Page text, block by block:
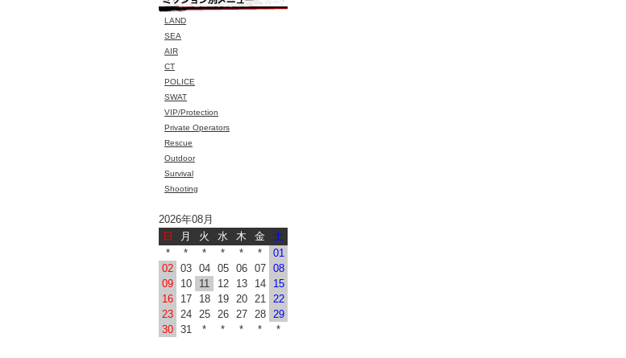
LAND
SEA
AIR
CT
POLICE
SWAT
VIP/Protection
Private Operators
Rescue
Outdoor
Survival
Shooting
2026年08月
日
月 火 水 木 金
土
*
* * * * *
01
02 03 04 05 06 07
08
09
10 11 12 13 14
15
16
17 18 19 20 21
22
23
24 25 26 27 28
29
30 31 * * * * *